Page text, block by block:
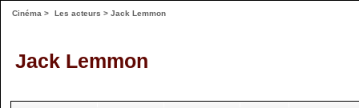
Cinéma > Les acteurs > Jack Lemmon
Jack Lemmon